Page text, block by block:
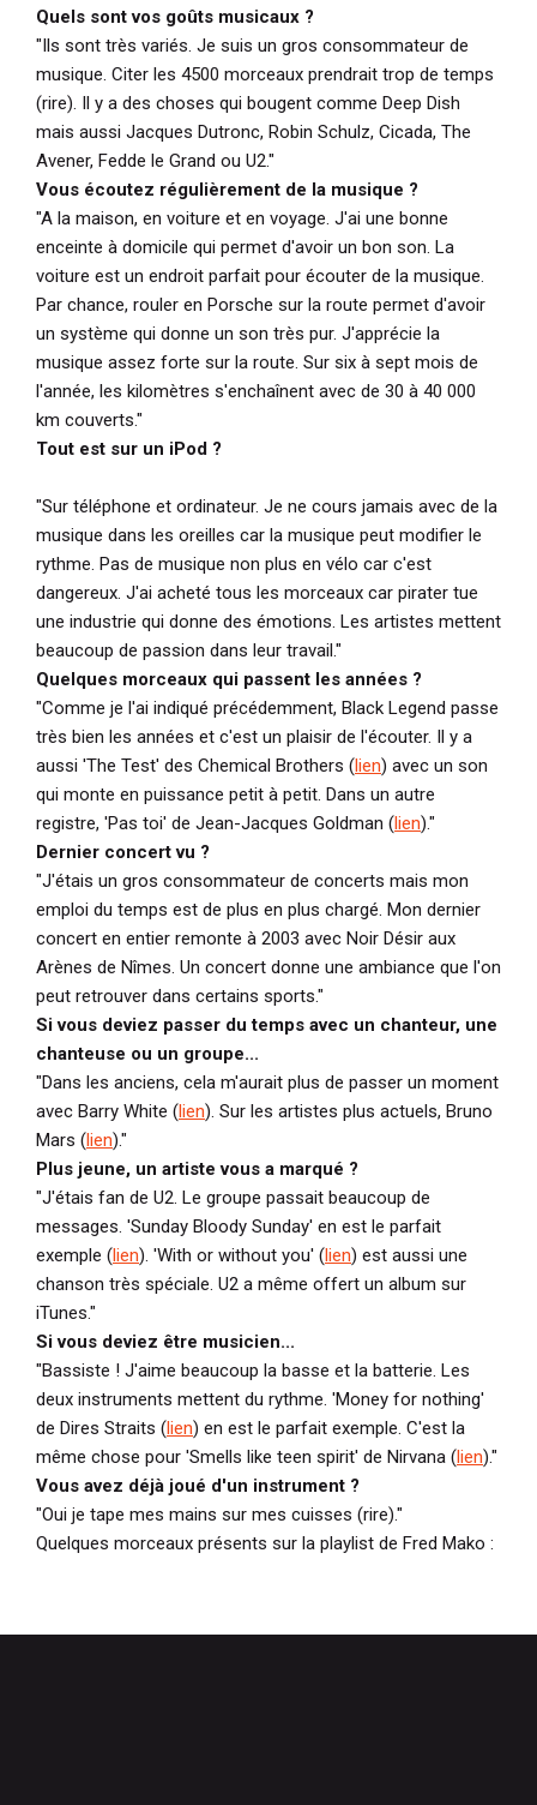
Quels sont vos goûts musicaux ?
"Ils sont très variés. Je suis un gros consommateur de
musique. Citer les 4500 morceaux prendrait trop de temps
(rire). Il y a des choses qui bougent comme Deep Dish
mais aussi Jacques Dutronc, Robin Schulz, Cicada, The
Avener, Fedde le Grand ou U2."
Vous écoutez régulièrement de la musique ?
"A la maison, en voiture et en voyage. J'ai une bonne
enceinte à domicile qui permet d'avoir un bon son. La
voiture est un endroit parfait pour écouter de la musique.
Par chance, rouler en Porsche sur la route permet d'avoir
un système qui donne un son très pur. J'apprécie la
musique assez forte sur la route. Sur six à sept mois de
l'année, les kilomètres s'enchaînent avec de 30 à 40 000
km couverts."
Tout est sur un iPod ?
"Sur téléphone et ordinateur. Je ne cours jamais avec de la
musique dans les oreilles car la musique peut modifier le
rythme. Pas de musique non plus en vélo car c'est
dangereux. J'ai acheté tous les morceaux car pirater tue
une industrie qui donne des émotions. Les artistes mettent
beaucoup de passion dans leur travail."
Quelques morceaux qui passent les années ?
"Comme je l'ai indiqué précédemment, Black Legend passe
très bien les années et c'est un plaisir de l'écouter. Il y a
aussi 'The Test' des Chemical Brothers (lien) avec un son
qui monte en puissance petit à petit. Dans un autre
registre, 'Pas toi' de Jean-Jacques Goldman (lien)."
Dernier concert vu ?
"J'étais un gros consommateur de concerts mais mon
emploi du temps est de plus en plus chargé. Mon dernier
concert en entier remonte à 2003 avec Noir Désir aux
Arènes de Nîmes. Un concert donne une ambiance que l'on
peut retrouver dans certains sports."
Si vous deviez passer du temps avec un chanteur, une
chanteuse ou un groupe...
"Dans les anciens, cela m'aurait plus de passer un moment
avec Barry White (lien). Sur les artistes plus actuels, Bruno
Mars (lien)."
Plus jeune, un artiste vous a marqué ?
"J'étais fan de U2. Le groupe passait beaucoup de
messages. 'Sunday Bloody Sunday' en est le parfait
exemple (lien). 'With or without you' (lien) est aussi une
chanson très spéciale. U2 a même offert un album sur
iTunes."
Si vous deviez être musicien...
"Bassiste ! J'aime beaucoup la basse et la batterie. Les
deux instruments mettent du rythme. 'Money for nothing'
de Dires Straits (lien) en est le parfait exemple. C'est la
même chose pour 'Smells like teen spirit' de Nirvana (lien)."
Vous avez déjà joué d'un instrument ?
"Oui je tape mes mains sur mes cuisses (rire)."
Quelques morceaux présents sur la playlist de Fred Mako :